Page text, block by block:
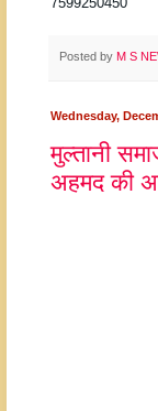
Posted by M S
Wednesday,
मुल्तानी
अहमद की